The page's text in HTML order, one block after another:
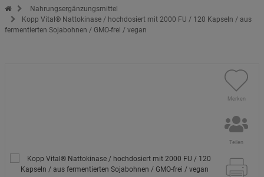
Zur Startseite des Kopp Verlag Online-Shop
Nahrungsergänzungsmittel
Kopp Vital® Nattokinase / hochdosiert mit 2000 FU / 120 Kapseln / aus
fermentierten Sojabohnen / GMO-frei / vegan
Merken
Teilen